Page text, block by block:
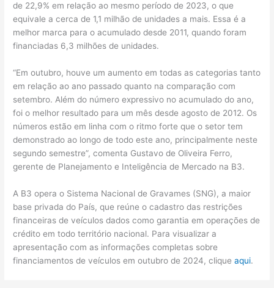
de 22,9% em relação ao mesmo período de 2023, o que
equivale a cerca de 1,1 milhão de unidades a mais. Essa é a
melhor marca para o acumulado desde 2011, quando foram
financiadas 6,3 milhões de unidades.
“Em outubro, houve um aumento em todas as categorias tanto
em relação ao ano passado quanto na comparação com
setembro. Além do número expressivo no acumulado do ano,
foi o melhor resultado para um mês desde agosto de 2012. Os
números estão em linha com o ritmo forte que o setor tem
demonstrado ao longo de todo este ano, principalmente neste
segundo semestre”, comenta Gustavo de Oliveira Ferro,
gerente de Planejamento e Inteligência de Mercado na B3.
A B3 opera o Sistema Nacional de Gravames (SNG), a maior
base privada do País, que reúne o cadastro das restrições
financeiras de veículos dados como garantia em operações de
crédito em todo território nacional. Para visualizar a
apresentação com as informações completas sobre
financiamentos de veículos em outubro de 2024, cliqueaqui.